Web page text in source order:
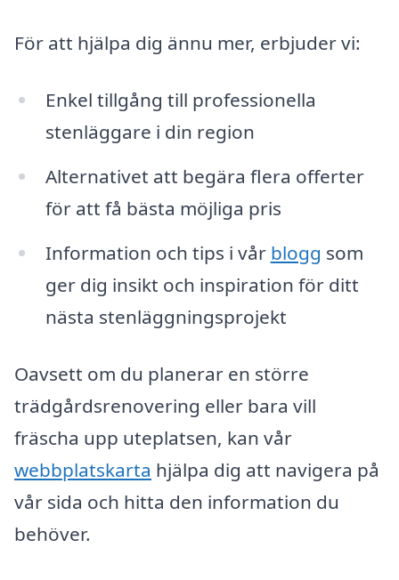
För att hjälpa dig ännu mer, erbjuder vi:
Enkel tillgång till professionella
stenläggare i din region
Alternativet att begära flera offerter
för att få bästa möjliga pris
Information och tips i vår blogg som
ger dig insikt och inspiration för ditt
nästa stenläggningsprojekt
Oavsett om du planerar en större
trädgårdsrenovering eller bara vill
fräscha upp uteplatsen, kan vår
webbplatskarta hjälpa dig att navigera på
vår sida och hitta den information du
behöver.